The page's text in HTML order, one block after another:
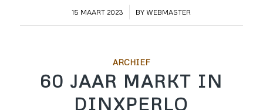
15 MAART 2023
/ BYWEBMASTER
ARCHIEF
60 JAAR MARKT IN
DINXPERLO